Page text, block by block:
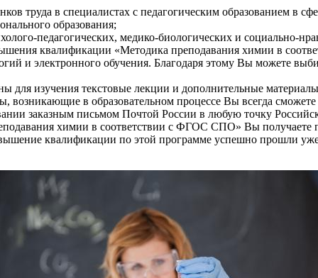
труда в специалистах с педагогическим образованием в
образования;
педагогических, медико-биологических и социально-
квалификации «Методика преподавания химии в
и электронного обучения. Благодаря этому Вы можете
для изучения текстовые лекции и дополнительные
в образовательном процессе Вы всегда
заказным письмом Почтой России в любую точку
химии в соответствии с ФГОС СПО» Вы получаете
квалификации по этой программе успешно прошли